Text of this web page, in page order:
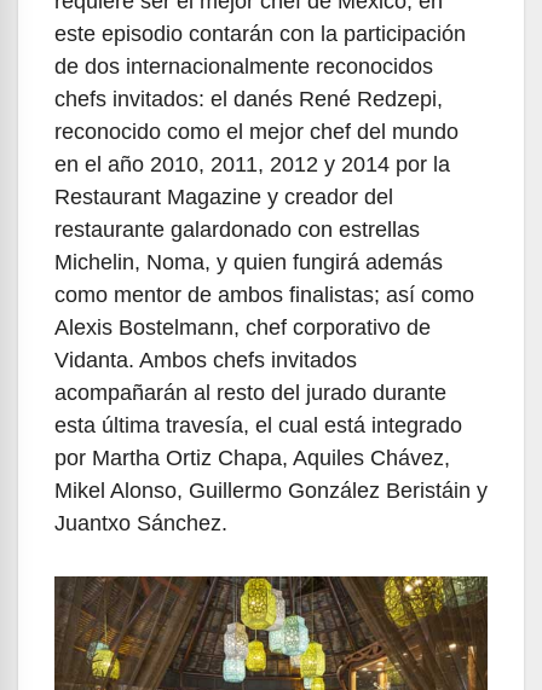
este episodio contarán con la participación
de dos internacionalmente reconocidos
chefs invitados: el danés René Redzepi,
reconocido como el mejor chef del mundo
en el año 2010, 2011, 2012 y 2014 por la
Restaurant Magazine y creador del
restaurante galardonado con estrellas
Michelin, Noma, y quien fungirá además
como mentor de ambos finalistas; así como
Alexis Bostelmann, chef corporativo de
Vidanta. Ambos chefs invitados
acompañarán al resto del jurado durante
esta última travesía, el cual está integrado
por Martha Ortiz Chapa, Aquiles Chávez,
Mikel Alonso, Guillermo González Beristáin y
Juantxo Sánchez.